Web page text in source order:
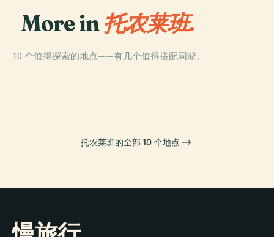
More in托农莱班.
10 个值得探索的地点——有几个值得搭配同游。
PLACE PLACE
PLACE
托农莱班的全部 10 个地点